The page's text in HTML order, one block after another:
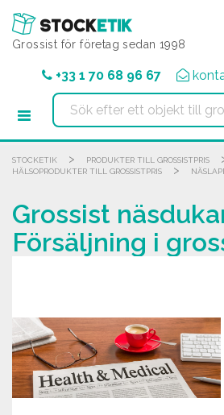
Grossist för företag sedan 1998
+33 1 70 68 96 67
STOCKETIK > PRODUKTER TILL GROSSISTPRIS
HÄLSOPRODUKTER TILL GROSSISTPRIS
>
Grossist näsdukar
Försäljning i